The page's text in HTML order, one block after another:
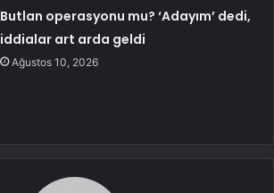
Butlan operasyonu mu? ‘Adayım’ dedi,
iddialar art arda geldi
Ağustos 10, 2026